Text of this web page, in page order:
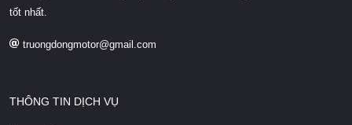
tốt nhất.
truongdongmotor@gmail.com
THÔNG TIN DỊCH VỤ